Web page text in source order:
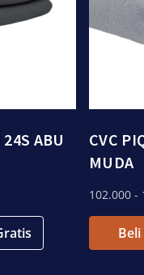
ABU
CVC
MUDA
102.000 -
Beli